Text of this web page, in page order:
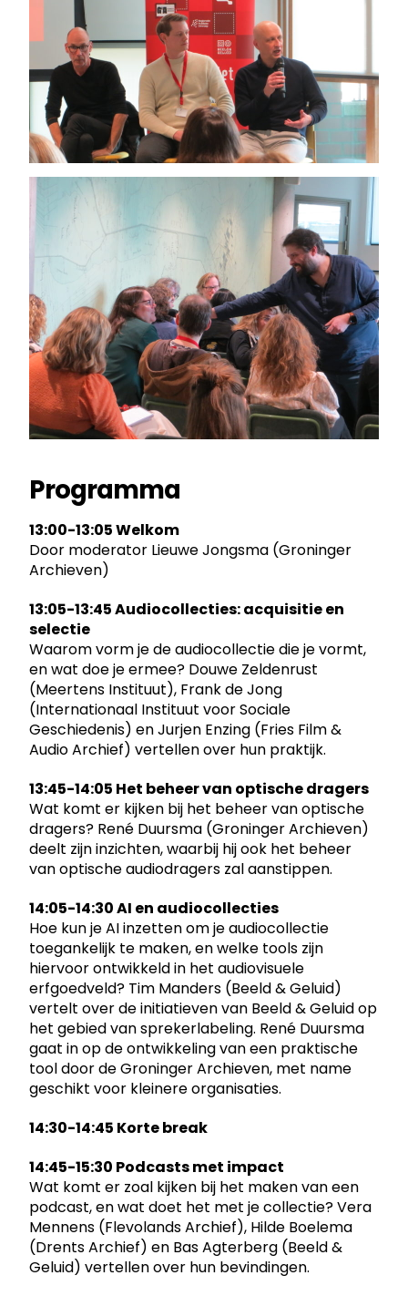
Programma
13:00-13:05 Welkom
Door moderator Lieuwe Jongsma (Groninger
Archieven)
13:05-13:45 Audiocollecties: acquisitie en
selectie
Waarom vorm je de audiocollectie die je vormt,
en wat doe je ermee? Douwe Zeldenrust
(Meertens Instituut), Frank de Jong
(Internationaal Instituut voor Sociale
Geschiedenis) en Jurjen Enzing (Fries Film &
Audio Archief) vertellen over hun praktijk.
13:45-14:05 Het beheer van optische dragers
Wat komt er kijken bij het beheer van optische
dragers? René Duursma (Groninger Archieven)
deelt zijn inzichten, waarbij hij ook het beheer
van optische audiodragers zal aanstippen.
14:05-14:30 AI en audiocollecties
Hoe kun je AI inzetten om je audiocollectie
toegankelijk te maken, en welke tools zijn
hiervoor ontwikkeld in het audiovisuele
erfgoedveld? Tim Manders (Beeld & Geluid)
vertelt over de initiatieven van Beeld & Geluid op
het gebied van sprekerlabeling. René Duursma
gaat in op de ontwikkeling van een praktische
tool door de Groninger Archieven, met name
geschikt voor kleinere organisaties.
14:30-14:45 Korte break
14:45-15:30 Podcasts met impact
Wat komt er zoal kijken bij het maken van een
podcast, en wat doet het met je collectie? Vera
Mennens (Flevolands Archief), Hilde Boelema
(Drents Archief) en Bas Agterberg (Beeld &
Geluid) vertellen over hun bevindingen.